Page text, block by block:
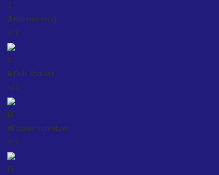
3
3 Hannes Krug
V/S
6
6 Felix Starost
V/S
16
16 Lukas Schnitzer
V/S
15